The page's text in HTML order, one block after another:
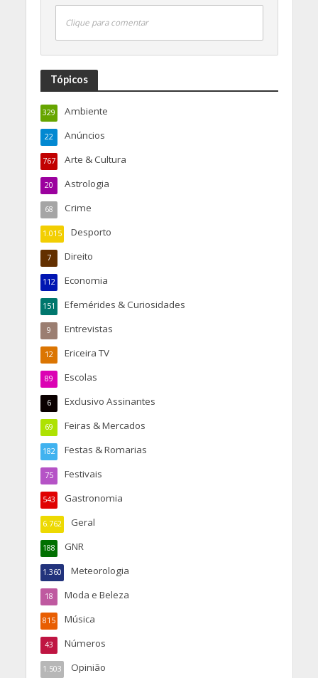
Clique para comentar
Tópicos
Ambiente
329
Anúncios
22
Arte & Cultura
767
Astrologia
20
Crime
68
Desporto
1.015
Direito
7
Economia
112
Efemérides & Curiosidades
151
Entrevistas
9
Ericeira TV
12
Escolas
89
Exclusivo Assinantes
6
Feiras & Mercados
69
Festas & Romarias
182
Festivais
75
Gastronomia
543
Geral
6.762
GNR
188
Meteorologia
1.360
Moda e Beleza
18
Música
815
Números
43
Opinião
1.503